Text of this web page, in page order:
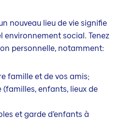
nouveau lieu de vie signifie
environnement social. Tenez
personnelle, notamment:
famille et de vos amis;
enfants, lieux de
et garde d’enfants à